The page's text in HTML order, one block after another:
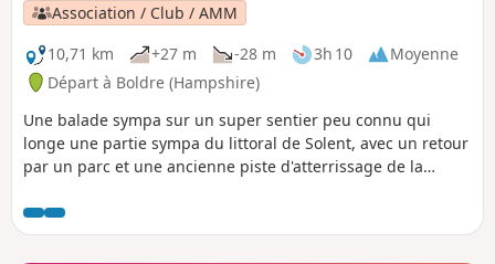
Association / Club / AMM
10,71 km
+27 m -28 m 3h 10
Moyenne
Départ à Boldre (Hampshire)
Une balade sympa sur un super sentier peu connu qui
longe une partie sympa du littoral de Solent, avec un retour
par un parc et une ancienne piste d'atterrissage de la